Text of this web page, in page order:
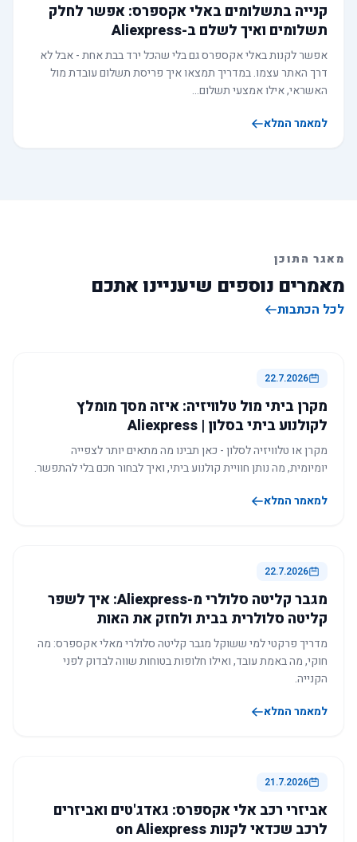
קנייה בתשלומים באלי אקספרס: אפשר לחלק
תשלומים ואיך לשלם ב-Aliexpress
אפשר לקנות באלי אקספרס גם בלי שהכל ירד בבת אחת - אבל לא
דרך האתר עצמו. במדריך תמצאו איך פריסת תשלום עובדת מול
האשראי, אילו אמצעי תשלום…
למאמר המלא
מאגר התוכן
מאמרים נוספים שיעניינו אתכם
לכל הכתבות
22.7.2026
מקרן ביתי מול טלוויזיה: איזה מסך מומלץ
לקולנוע ביתי בסלון | Aliexpress
מקרן או טלוויזיה לסלון - כאן תבינו מה מתאים יותר לצפייה
יומיומית, מה נותן חוויית קולנוע ביתי, ואיך לבחור חכם בלי להתפשר.
למאמר המלא
22.7.2026
מגבר קליטה סלולרי מ-Aliexpress: איך לשפר
קליטה סלולרית בבית ולחזק את האות
מדריך פרקטי למי ששוקל מגבר קליטה סלולרי מאלי אקספרס: מה
חוקי, מה באמת עובד, ואילו חלופות בטוחות שווה לבדוק לפני
הקנייה.
למאמר המלא
21.7.2026
אביזרי רכב אלי אקספרס: גאדג'טים ואביזרים
לרכב שכדאי לקנות on Aliexpress